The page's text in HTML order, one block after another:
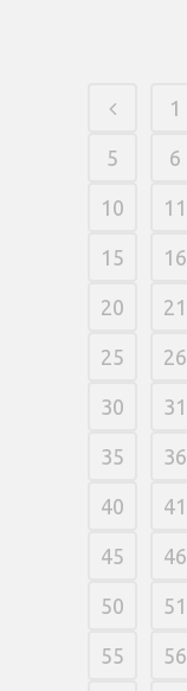
1
5 6
10 11
15 16
20 21
25 26
30 31
35 36
40 41
45 46
50 51
55 56